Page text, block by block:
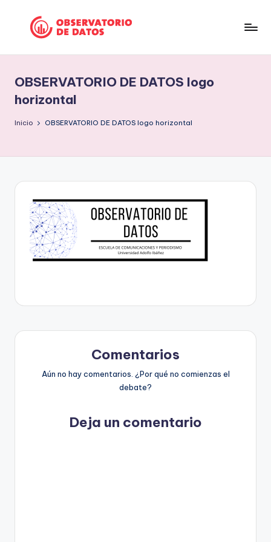
contenido
ri
o
d
d
D
o
s
free
but
facts
Charles
OBSERVATORIO DE DATOS logo
horizontal
Inicio OBSERVATORIO DE DATOS logo horizontal
Comentarios
Aún no hay comentarios. ¿Por qué no comienzas el
debate?
Deja un comentario